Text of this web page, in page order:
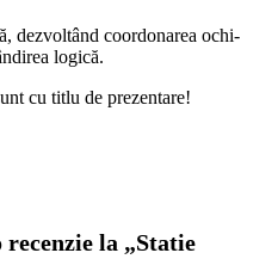
dezvoltând coordonarea ochi-
logică.
cu titlu de prezentare!
la „Statie